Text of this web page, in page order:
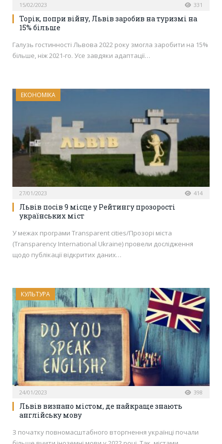
15/02/2023 331
Торік, попри війну, Львів заробив на туризмі на
15% більше
Галузь гостинності Львова 2022 року змогла заробити на 15%
більше, ніж 2021-го. Усе завдяки адаптації…
ЕКОНОМІКА
27/01/2023 414
Львів посів 9 місце у Рейтингу прозорості
українських міст
У межах програми Transparent cities/Прозорі міста
(Transparency International Ukraine) провели дослідження
щодо публікації відкритих даних…
КУЛЬТУРА
24/01/2023 398
Львів визнано містом, де найкраще знають
англійську мову
З початку повномасштабного вторгнення українці почали